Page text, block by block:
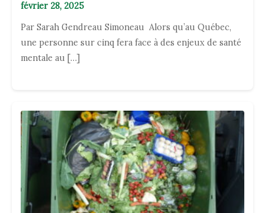
février 28, 2025
Par Sarah Gendreau Simoneau Alors qu’au Québec,
une personne sur cinq fera face à des enjeux de santé
mentale au […]